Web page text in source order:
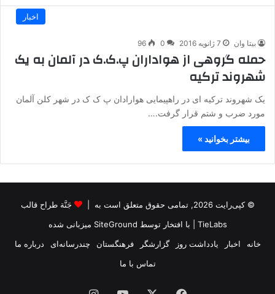
اخبار
بیتا وان 7 ژانویه 2016 0
96
حمله گروهی از هواداران پ.ک.ک در آلمان به یک
شهروند ترکیه
یک شهروند ترکیه ای در راهپیمایی هوارادان پ ک ک در شهر کلن آلمان
مورد ضرب و شتم قرار گرفت.…
بیشتر بخوانید »
© کپی‌رایت 2026, تمامی حقوق متعلق است به |
جَنَّة طراح قالب
TieLabs | با افتخار توسط SiteGround میزبانی شده
خانه
اخبار یادداشت روز گزارشگر فرهنگستان چندرسانه‌ای
درباره ما
تماس با ما